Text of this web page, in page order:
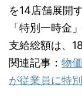
を14店舗展開
「特別一時金
支給総額は、
関連記事： 物
が従業員に特